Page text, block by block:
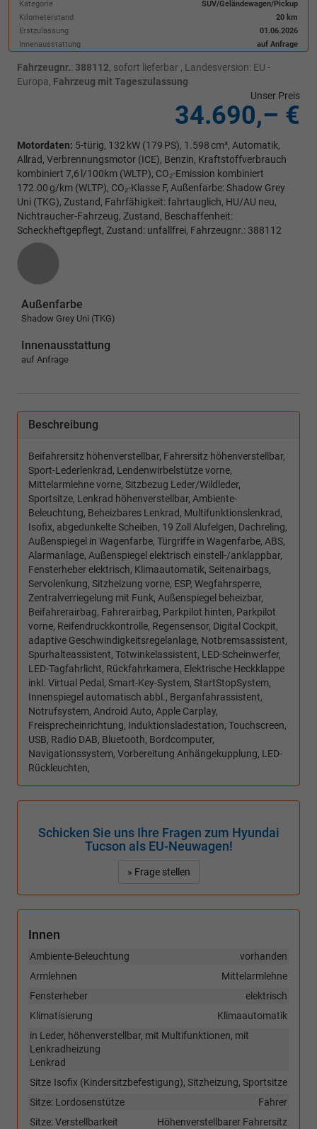
Kategorie
SUV/Geländewagen/Pickup
Kilometerstand
20 km
Erstzulassung
01.06.2026
Innenausstattung
auf Anfrage
Fahrzeugnr.: 388112, sofort lieferbar , Landesversion: EU -
Europa, Fahrzeug mit Tageszulassung
Unser Preis
34.690,– €
Motordaten: 5-türig, 132 kW (179 PS), 1.598 cm³, Automatik,
Allrad, Verbrennungsmotor (ICE), Benzin, Kraftstoffverbrauch
kombiniert 7,6 l/100km (WLTP), CO₂-Emission kombiniert
172.00 g/km (WLTP), CO₂-Klasse F, Außenfarbe: Shadow Grey
Uni (TKG), Zustand, Fahrfähigkeit: fahrtauglich, HU/AU neu,
Nichtraucher-Fahrzeug, Zustand, Beschaffenheit:
Scheckheftgepflegt, Zustand: unfallfrei, Fahrzeugnr.: 388112
Außenfarbe
Shadow Grey Uni (TKG)
Innenausstattung
auf Anfrage
Beschreibung
Beifahrersitz höhenverstellbar, Fahrersitz höhenverstellbar,
Sport-Lederlenkrad, Lendenwirbelstütze vorne,
Mittelarmlehne vorne, Sitzbezug Leder/Wildleder,
Sportsitze, Lenkrad höhenverstellbar, Ambiente-
Beleuchtung, Beheizbares Lenkrad, Multifunktionslenkrad,
Isofix, abgedunkelte Scheiben, 19 Zoll Alufelgen, Dachreling,
Außenspiegel in Wagenfarbe, Türgriffe in Wagenfarbe, ABS,
Alarmanlage, Außenspiegel elektrisch einstell-/anklappbar,
Fensterheber elektrisch, Klimaautomatik, Seitenairbags,
Servolenkung, Sitzheizung vorne, ESP, Wegfahrsperre,
Zentralverriegelung mit Funk, Außenspiegel beheizbar,
Beifahrerairbag, Fahrerairbag, Parkpilot hinten, Parkpilot
vorne, Reifendruckkontrolle, Regensensor, Digital Cockpit,
adaptive Geschwindigkeitsregelanlage, Notbremsassistent,
Spurhalteassistent, Totwinkelassistent, LED-Scheinwerfer,
LED-Tagfahrlicht, Rückfahrkamera, Elektrische Heckklappe
inkl. Virtual Pedal, Smart-Key-System, StartStopSystem,
Innenspiegel automatisch abbl., Berganfahrassistent,
Notrufsystem, Android Auto, Apple Carplay,
Freisprecheinrichtung, Induktionsladestation, Touchscreen,
USB, Radio DAB, Bluetooth, Bordcomputer,
Navigationssystem, Vorbereitung Anhängekupplung, LED-
Rückleuchten,
Schicken Sie uns Ihre Fragen zum Hyundai
Tucson als EU-Neuwagen!
» Frage stellen
Innen
vorhanden
Ambiente-Beleuchtung
Mittelarmlehne
Armlehnen
elektrisch
Fensterheber
Klimaautomatik
Klimatisierung
in Leder, höhenverstellbar, mit Multifunktionen, mit
Lenkradheizung
Lenkrad
Isofix (Kindersitzbefestigung), Sitzheizung, Sportsitze
Sitze
Fahrer
Sitze: Lordosenstütze
Höhenverstellbarer Fahrersitz
Sitze: Verstellbarkeit